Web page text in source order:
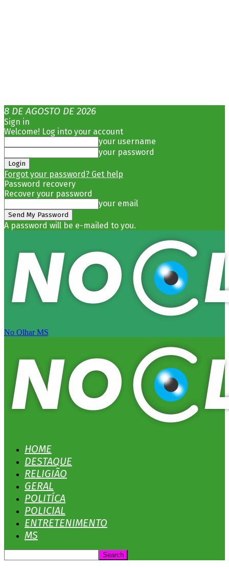
8 DE AGOSTO DE 2026
Sign in
Welcome! Log into your account
your username
your password
Forgot your password? Get help
Password recovery
Recover your password
your email
A password will be e-mailed to you.
No Olhar MS
HOME
DESTAQUE
RELIGIÃO
GERAL
POLITÍCA
POLICIAL
ENTRETENIMENTO
MS